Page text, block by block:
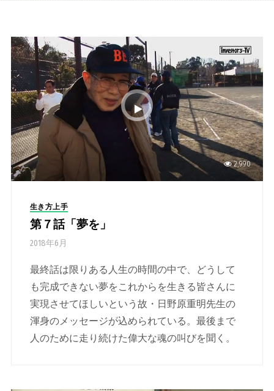
2,990
生き方上手
第７話「夢を」
2018年6月
最終話は限りある人生の時間の中で、どうして
も完成できない夢をこれからを生きる皆さんに
実現させてほしいという故・日野原重明先生の
渾身のメッセージが込められている。最後まで
人のために走り続けた偉大な魂の叫びを聞く。